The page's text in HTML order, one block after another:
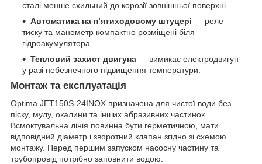
сталі менше схильний до корозії зовнішньої поверхні.
Автоматика на п’ятиходовому штуцері — реле
тиску та манометр компактно розміщені біля
гідроакумулятора.
Тепловий захист двигуна — вимикає електродвигун
у разі небезпечного підвищення температури.
Монтаж та експлуатація
Optima JET150S-24INOX призначена для чистої води без
піску, мулу, окалини та інших абразивних частинок.
Всмоктувальна лінія повинна бути герметичною, мати
відповідний діаметр і зворотний клапан згідно зі схемою
монтажу. Перед першим запуском насосну частину та
трубопровід потрібно заповнити водою.